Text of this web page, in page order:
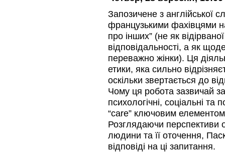
Запозичене з англійської
французькими фахівцями
про інших” (не як
відповідальності, а як
переважно жінки). Ця
етики, яка сильно
оскільки звертається до
Чому ця робота зазвичай
психологічні, соціальні та
“care” ключовим
Розглядаючи перспективи
людини та її оточення,
відповіді на ці запитання.